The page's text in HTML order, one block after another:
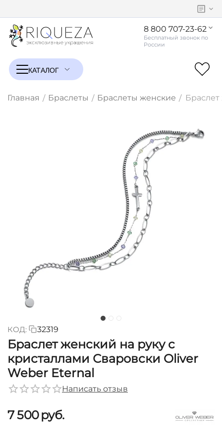
8 800 707-23-62
Главная / Браслеты / Браслеты женские /
КОД: 32319
Браслет женский на руку с
кристаллами Сваровски Oliver
Weber Eternal
Написать отзыв
7 500руб.